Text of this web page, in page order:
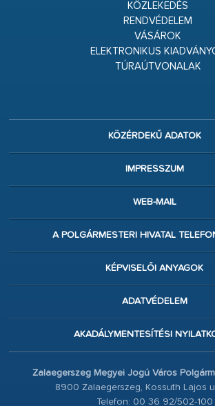
KÖZLEKEDÉS
RENDVÉDELEM
VÁSÁROK
ELEKTRONIKUS
TÚRAÚTVONALAK
KÖZÉRDEKŰ ADATOK
IMPRESSZUM
WEB-MAIL
A POLGÁRMESTERI HIVATAL
KÉPVISELŐI ANYAGOK
ADATVÉDELEM
AKADÁLYMENTESÍTÉSI
Zalaegerszeg Megyei Jogú Város
8900 Zalaegerszeg, Kossuth Lajos
Telefon: 00 36 92/502-100